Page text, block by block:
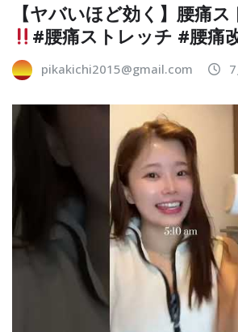
【ヤバいほど効く】腰痛
#腰痛ストレッチ #腰痛
pikakichi2015@gmail.com